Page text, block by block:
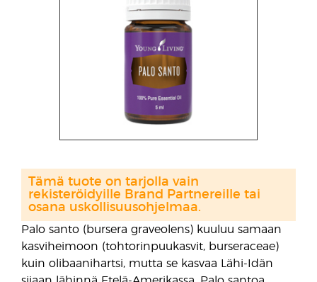
Palo santo (bursera graveolens) kuuluu samaan
kasviheimoon (tohtorinpuukasvit, burseraceae)
kuin olibaanihartsi, mutta se kasvaa Lähi-Idän
Tämä tuote on tarjolla vain
rekisteröidyille Brand Partnereille tai
osana uskollisuusohjelmaa.